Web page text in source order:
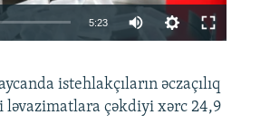
240p 360p 480p
5:23
360p
480p
istehlakçıların əczaçılıq
ləvazimatlara çəkdiyi xərc 24,9